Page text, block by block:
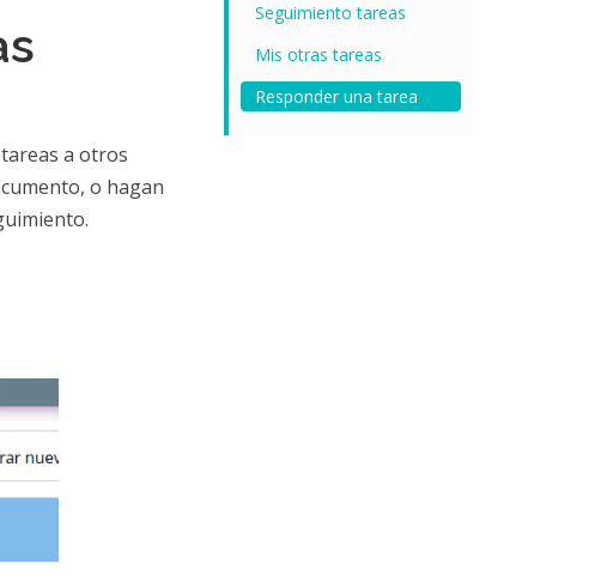
a otros
o hagan
Seguimiento tareas
Mis otras tareas
Responder una tarea